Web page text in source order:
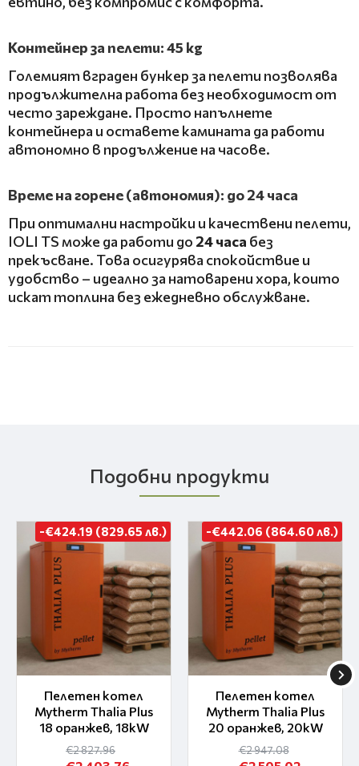
Контейнер за пелети: 45 kg
Големият вграден бункер за пелети позволява
продължителна работа без необходимост от
често зареждане. Просто напълнете
контейнера и оставете камината да работи
автономно в продължение на часове.
Време на горене (автономия): до 24 часа
При оптимални настройки и качествени пелети,
IOLI TS може да работи до 24 часа без
прекъсване. Това осигурява спокойствие и
удобство – идеално за натоварени хора, които
искат топлина без ежедневно обслужване.
Подобни продукти
-€424.19 (829.65 лв.)
Пелетен котел
Mytherm Thalia Plus
18 оранжев, 18kW
€2 827.96
-€442.06 (864.60 лв.)
Пелетен котел
Mytherm Thalia Plus
20 оранжев, 20kW
€2 947.08